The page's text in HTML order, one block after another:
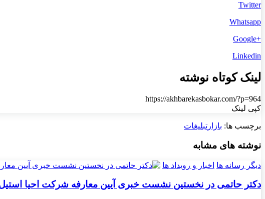
Twitter
Whatsapp
+Google
Linkedin
لینک کوتاه نوشته
https://akhbarekasbokar.com/?p=964
کپی لینک
برچسب ها: بازار تبلیغات
نوشته های مشابه
دیگر رسانه ها اخبار و رویداد ها
دکتر حاتمی در نخستین نشست خبری آیین معارفه شرکت احیا